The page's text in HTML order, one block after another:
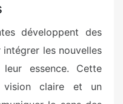
développent des
les nouvelles
essence. Cette
vision claire et un